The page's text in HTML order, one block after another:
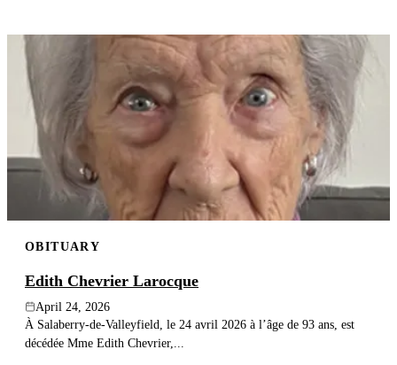
OBITUARY
Edith Chevrier Larocque
April 24, 2026
À Salaberry-de-Valleyfield, le 24 avril 2026 à l’âge de 93 ans, est
décédée Mme Edith Chevrier,...